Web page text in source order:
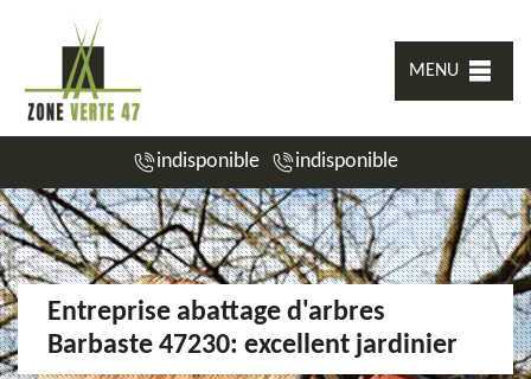
MENU
indisponible indisponible
Entreprise abattage d'arbres
Barbaste 47230: excellent jardinier